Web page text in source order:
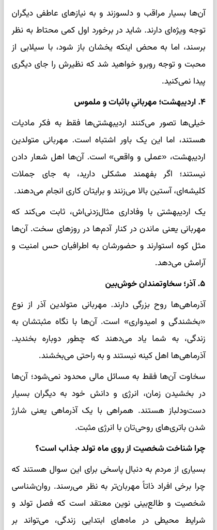
آن‌ها بسیار مراقب و دلسوزند و به نیازهای عاطفی دیگران
توجه ویژه‌ای دارند. شاید در برخورد اول کمی محتاط به نظر
برسند، اما به محض اینکه یخشان باز شود، با سیلابی از
محبت و توجه روبرو خواهید شد که نظیرش را جای دیگری
پیدا نمی‌کنید.
۴. اردیبهشت؛ مهربانیِ باثبات و ملموس
خیلی‌ها تصور می‌کنند اردیبهشتی‌ها فقط به فکر مادیات
هستند، اما این یک باور اشتباه است. مهربانی متولدین
اردیبهشت، «عملی و واقعی» است. آن‌ها اهل شعار دادن
نیستند؛ اگر بفهمند مشکلی دارید، به جای جملات
کلیشه‌ای، آستین بالا می‌زنند و برایتان کاری انجام می‌دهند.
یک اردیبهشتی با وفاداری مثال‌زدنی‌اش، ثابت می‌کند که
مهربانی یعنی ماندن در کنار آدم‌ها در روزهای سخت. آن‌ها
مثل کوه استوارند و حضورشان به اطرافیان حس امنیت و
آرامش می‌دهد.
۵. آذر؛ سخاوتمندان خوش‌بین
آذرماهی‌ها روح بزرگی دارند. مهربانی متولدین آذر از نوع
«بخشندگی و امیدواری» است. آن‌ها با نگاه مثبتشان به
زندگی، به شما یاد می‌دهند که چطور دوباره بخندید.
آذرماهی‌ها اهل کینه نیستند و به راحتی می‌بخشند.
سخاوت آن‌ها فقط به مسائل مالی محدود نمی‌شود؛ آن‌ها
در بخشیدن زمان، انرژی و دانش خود به دیگران بسیار
دست‌ودلباز هستند. همراهی با یک آذرماهی یعنی شارژ
شدن باتری‌های روحی‌تان با انرژی مثبت.
چرا شناخت شخصیت از روی ماه تولد جذاب است؟
بسیاری از مردم به دنبال پاسخی برای این سوال هستند که
چرا برخی افراد ذاتاً مهربان‌تر به نظر می‌رسند. روان‌شناسی
شخصیت و طالع‌بینی نوین معتقد است که فصل تولد و
شرایط محیطی در ماه‌های ابتدایی زندگی، می‌تواند بر